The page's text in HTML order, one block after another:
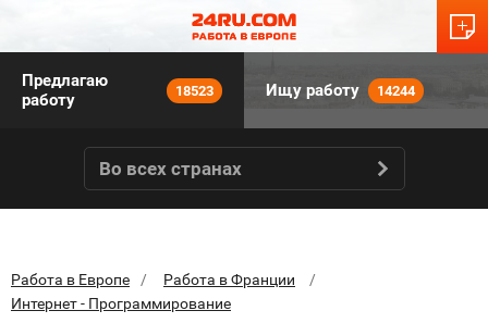
Предлагаю
работу
18523 Ищу работу 14244
Во всех странах
Работа в Европе
Работа в Франции
Интернет - Программирование